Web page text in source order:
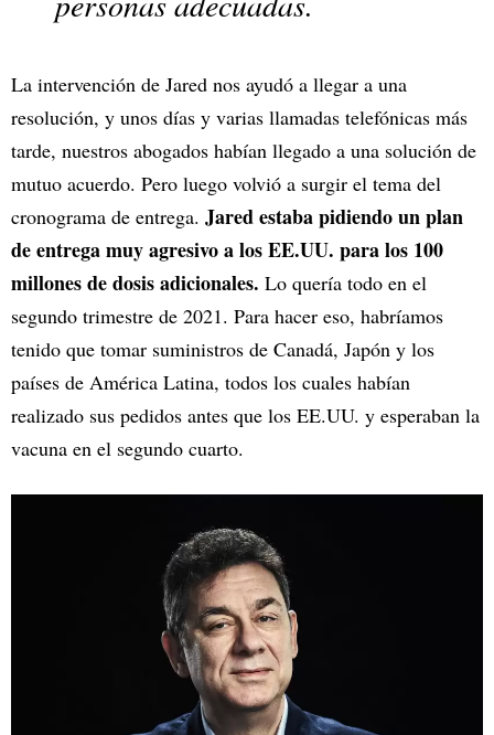
La intervención de Jared nos ayudó a llegar a una
resolución, y unos días y varias llamadas telefónicas más
tarde, nuestros abogados habían llegado a una solución de
mutuo acuerdo. Pero luego volvió a surgir el tema del
cronograma de entrega. Jared estaba pidiendo un plan
de entrega muy agresivo a los EE.UU. para los 100
millones de dosis adicionales. Lo quería todo en el
segundo trimestre de 2021. Para hacer eso, habríamos
tenido que tomar suministros de Canadá, Japón y los
países de América Latina, todos los cuales habían
realizado sus pedidos antes que los EE.UU. y esperaban la
vacuna en el segundo cuarto.